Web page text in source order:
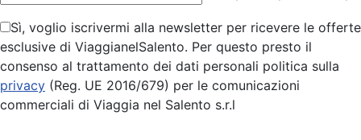
Sì, voglio iscrivermi alla newsletter per ricevere le offerte
esclusive di ViaggianelSalento. Per questo presto il
consenso al trattamento dei dati personali politica sulla
privacy (Reg. UE 2016/679) per le comunicazioni
commerciali di Viaggia nel Salento s.r.l